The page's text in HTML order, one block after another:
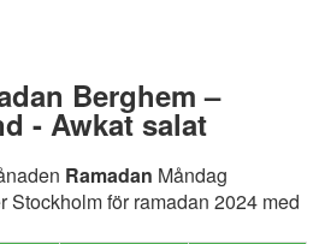
Berghem –
- Awkat salat
Ramadan Måndag
Stockholm för ramadan 2024 med